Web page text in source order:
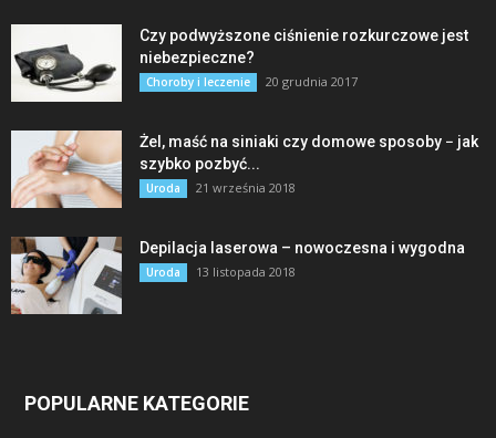
Czy podwyższone ciśnienie rozkurczowe jest
niebezpieczne?
Choroby i leczenie 20 grudnia 2017
Żel, maść na siniaki czy domowe sposoby − jak
szybko pozbyć...
Uroda 21 września 2018
Depilacja laserowa – nowoczesna i wygodna
Uroda 13 listopada 2018
POPULARNE KATEGORIE